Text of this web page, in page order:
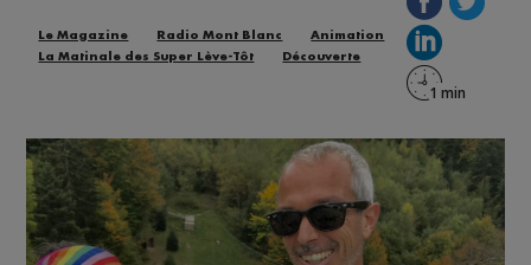
Le Magazine Radio Mont Blanc
Animation
La Matinale des Super Lève-Tôt
Découverte